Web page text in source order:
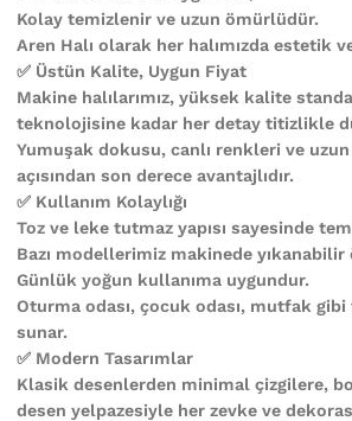
Kolay temizlenir ve uzun ömürlüdür.
Aren Halı olarak her halımızda estetik
✅ Üstün Kalite, Uygun Fiyat
Makine halılarımız, yüksek kalite
teknolojisine kadar her detay titizlikle
Yumuşak dokusu, canlı renkleri ve
açısından son derece avantajlıdır.
✅ Kullanım Kolaylığı
Toz ve leke tutmaz yapısı sayesinde
Bazı modellerimiz makinede yıkanabilir
Günlük yoğun kullanıma uygundur.
Oturma odası, çocuk odası, mutfak
sunar.
✅ Modern Tasarımlar
Klasik desenlerden minimal çizgilere,
desen yelpazesiyle her zevke ve